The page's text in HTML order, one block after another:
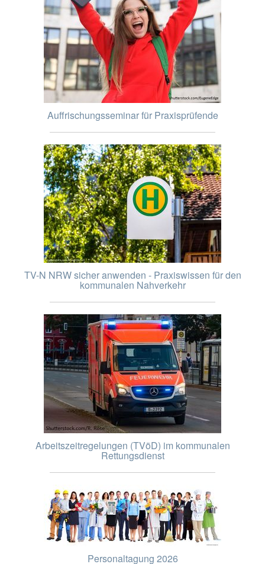
Auffrischungsseminar für Praxisprüfende
TV-N NRW sicher anwenden - Praxiswissen für den
kommunalen Nahverkehr
Arbeitszeitregelungen (TVöD) im kommunalen
Rettungsdienst
Personaltagung 2026